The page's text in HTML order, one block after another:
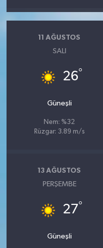
11 AĞUSTOS
SALI
26°
Güneşli
Nem: %32
Rüzgar: 3.89 m/s
13 AĞUSTOS
PERŞEMBE
27°
Güneşli